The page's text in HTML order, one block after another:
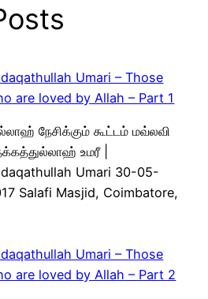
Umari – Those
are loved by Allah – Part 1
நேசிக்கும் கூட்டம் மவ்லவி
உமரீ |
Umari 30-05-
Salafi Masjid, Coimbatore,
Umari – Those
are loved by Allah – Part 2